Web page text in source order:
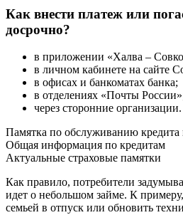
Как внести платеж или
досрочно?
в приложении «Халва –
в личном кабинете на сайте
в офисах и банкоматах банка;
в отделениях «Почты
через сторонние организации.
Памятка по обслуживанию кредита
Общая информация по кредитам
Актуальные страховые памятки
Как правило, потребители
идет о небольшом займе. К примеру,
семьей в отпуск или обновить